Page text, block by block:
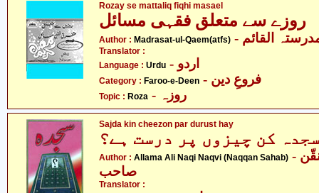
Rozay se mattaliq fiqhi masael
روزے سے متعلق فقہی مسائل
Author : Madrasat-ul-Qaem(atfs) مدرستہ القائم
Translator :
Language : Urdu - اردو
Category : Faroo-e-Deen - فروعِ دین
Topic : Roza - روزہ
Sajda kin cheezon par durust hay
سجدہ کن چیزوں پر درست ہے؟
Author : Allama Ali Naqi Naqvi (Naqqan Sahab) - علامہ علی نقی نقوی - نقّن
صاحب
Translator :